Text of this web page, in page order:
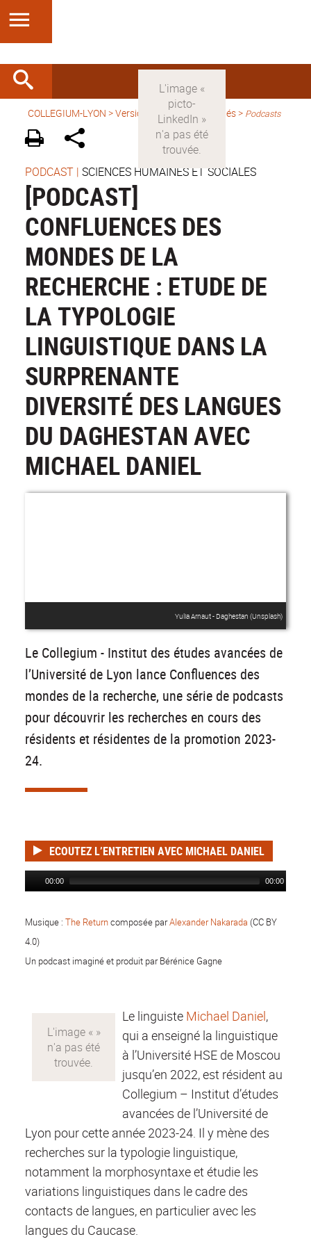
COLLEGIUM-LYON >Version française> Activités> Podcasts
PODCAST | SCIENCES HUMAINES ET SOCIALES
[PODCAST]
CONFLUENCES DES
MONDES DE LA
RECHERCHE : ETUDE DE
LA TYPOLOGIE
LINGUISTIQUE DANS LA
SURPRENANTE
DIVERSITÉ DES LANGUES
DU DAGHESTAN AVEC
MICHAEL DANIEL
Yulia Arnaut - Daghestan (Unsplash)
Le Collegium - Institut des études avancées de
l’Université de Lyon lance Confluences des
mondes de la recherche, une série de podcasts
pour découvrir les recherches en cours des
résidents et résidentes de la promotion 2023-
24.
ECOUTEZ L’ENTRETIEN AVEC MICHAEL DANIEL
00:00 00:00
Musique : The Returncomposée parAlexander Nakarada (CC BY
4.0)
Un podcast imaginé et produit par Bérénice Gagne
Le linguiste Michael Daniel,
qui a enseigné la linguistique
à l’Université HSE de Moscou
jusqu’en 2022, est résident au
Collegium – Institut d’études
avancées de l’Université de
Lyon pour cette année 2023-24. Il y mène des
recherches sur la typologie linguistique,
notamment la morphosyntaxe et étudie les
variations linguistiques dans le cadre des
contacts de langues, en particulier avec les
langues du Caucase.